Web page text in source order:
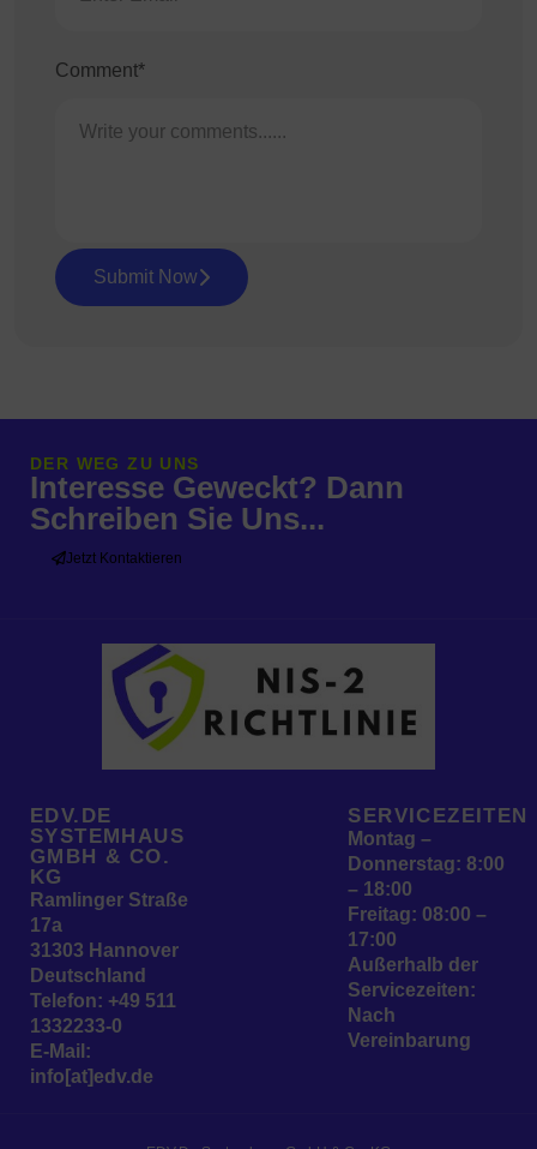
Comment*
Submit Now
DER WEG ZU UNS
Interesse Geweckt? Dann
Schreiben Sie Uns...
Jetzt Kontaktieren
EDV.DE
SYSTEMHAUS
GMBH & CO.
KG
Ramlinger Straße
17a
31303 Hannover
Deutschland
Telefon: +49 511
1332233-0
E-Mail:
info[at]edv.de
SERVICEZEITEN
Montag –
Donnerstag: 8:00
– 18:00
Freitag: 08:00 –
17:00
Außerhalb der
Servicezeiten:
Nach
Vereinbarung